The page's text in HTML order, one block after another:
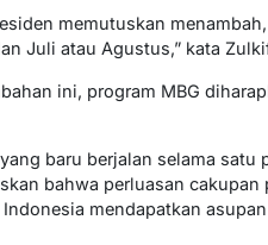
memutuskan
Juli atau Agustus,” kata
ini, program MBG
yang baru berjalan selama
bahwa perluasan
mendapatkan